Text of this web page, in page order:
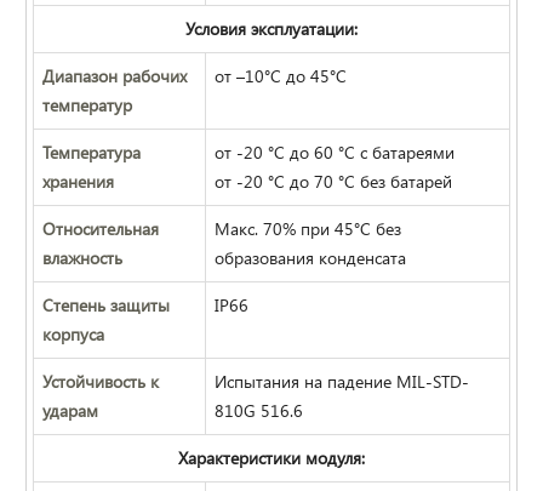
Условия эксплуатации:
Диапазон рабочих
температур
от –10°C до 45°C
Температура
хранения
от -20 °С до 60 °С с батареями
от -20 °С до 70 °С без батарей
Относительная
влажность
Макс. 70% при 45°C без
образования конденсата
Степень защиты
корпуса
IP66
Устойчивость к
ударам
Испытания на падение MIL-STD-
810G 516.6
Характеристики модуля: